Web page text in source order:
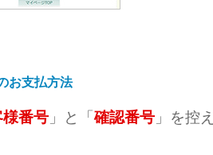
お支払方法
様番号 」と「確認番号 」を控